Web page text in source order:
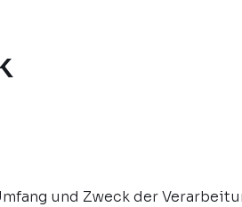
und Zweck der